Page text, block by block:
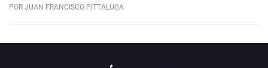
POR JUAN FRANCISCO PITTALUGA